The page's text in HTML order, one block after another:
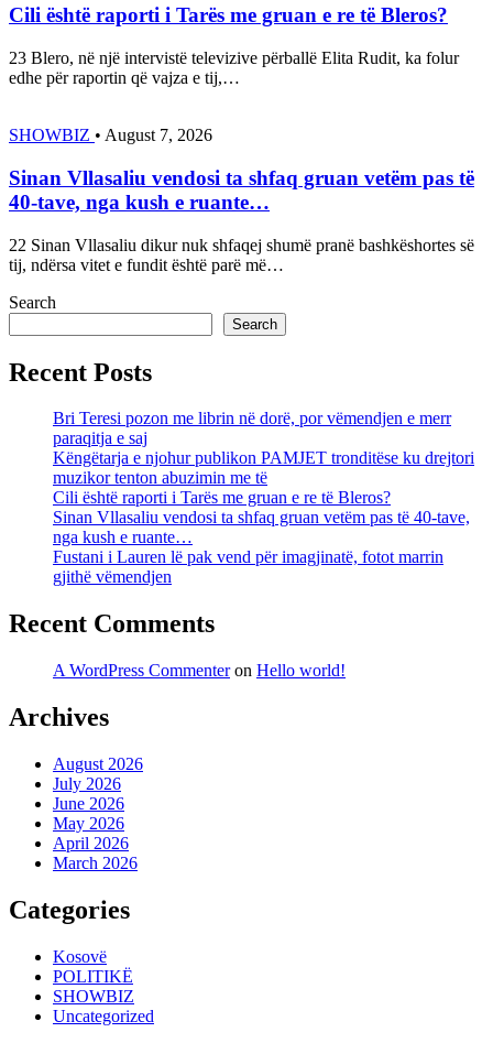
Cili është raporti i Tarës me gruan e re të Bleros?
23 Blero, në një intervistë televizive përballë Elita Rudit, ka folur
edhe për raportin që vajza e tij,…
SHOWBIZ • August 7, 2026
Sinan Vllasaliu vendosi ta shfaq gruan vetëm pas të
40-tave, nga kush e ruante…
22 Sinan Vllasaliu dikur nuk shfaqej shumë pranë bashkëshortes së
tij, ndërsa vitet e fundit është parë më…
Search
Search
Recent Posts
Bri Teresi pozon me librin në dorë, por vëmendjen e merr
paraqitja e saj
Këngëtarja e njohur publikon PAMJET tronditëse ku drejtori
muzikor tenton abuzimin me të
Cili është raporti i Tarës me gruan e re të Bleros?
Sinan Vllasaliu vendosi ta shfaq gruan vetëm pas të 40-tave,
nga kush e ruante…
Fustani i Lauren lë pak vend për imagjinatë, fotot marrin
gjithë vëmendjen
Recent Comments
A WordPress Commenteron Hello world!
Archives
August 2026
July 2026
June 2026
May 2026
April 2026
March 2026
Categories
Kosovë
POLITIKË
SHOWBIZ
Uncategorized